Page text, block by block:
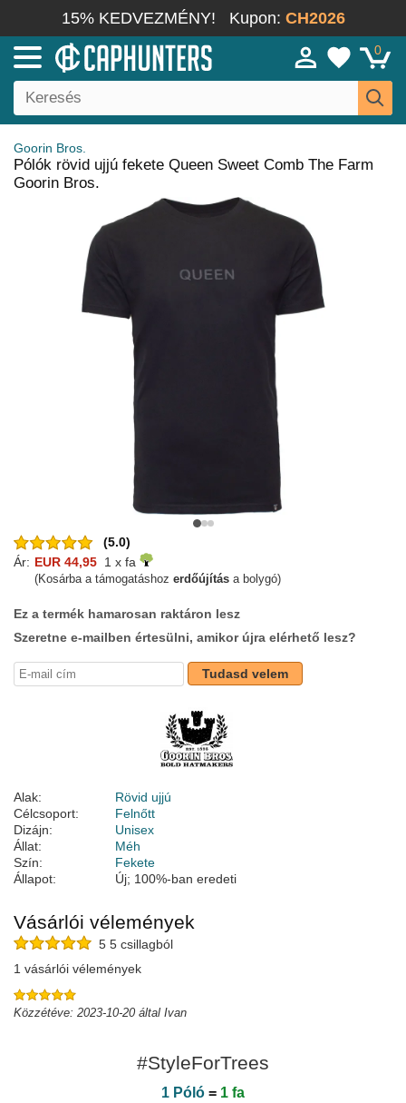
15% KEDVEZMÉNY! Kupon: CH2026
0
Goorin Bros.
Pólók rövid ujjú fekete Queen Sweet Comb The Farm
Goorin Bros.
(5.0)
Ár: EUR 44,95 1 x fa
(Kosárba a támogatáshoz erdőújítás a bolygó)
Ez a termék hamarosan raktáron lesz
Szeretne e-mailben értesülni, amikor újra elérhető lesz?
Tudasd velem
Alak:
Rövid ujjú
Célcsoport:
Felnőtt
Dizájn:
Unisex
Állat:
Méh
Szín:
Fekete
Állapot:
Új; 100%-ban eredeti
Vásárlói vélemények
5 5 csillagból
1 vásárlói vélemények
Közzétéve: 2023-10-20 által Ivan
#StyleForTrees
1 Póló = 1 fa